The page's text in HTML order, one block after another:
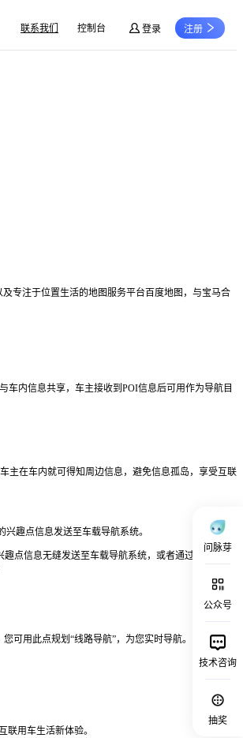
联系我们 控制台 登录 注册
问脉芽
公众号
技术咨询
抽奖
专注于位置生活的地图服务平台百度地图，与宝马合
车内信息共享，车主接收到POI信息后可用作为导航目
主在车内就可得知周边信息，避免信息孤岛，享受互联
趣点信息发送至车载导航系统。
点信息无缝发送至车载导航系统，或者通过车载应用
可用此点规划“线路导航”，为您实时导航。
用车生活新体验。